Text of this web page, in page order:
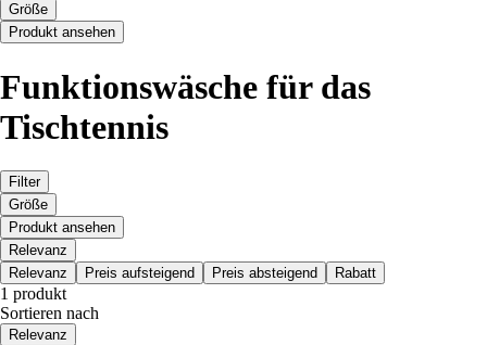
Größe
Produkt ansehen
Funktionswäsche für das
Tischtennis
Filter
Größe
Produkt ansehen
Relevanz
Relevanz
Preis aufsteigend Preis absteigend Rabatt
1 produkt
Sortieren nach
Relevanz